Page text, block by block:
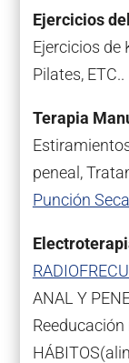
Ejercicios
Ejercicios de
Pilates, ETC..
Terapia
peneal,
Punción Seca
ANAL Y